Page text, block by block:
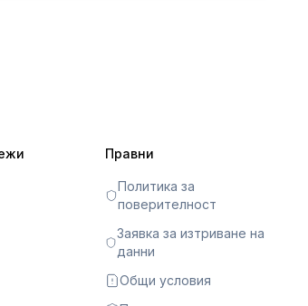
Правни
Политика за
поверителност
Заявка за изтриване на
данни
Общи условия